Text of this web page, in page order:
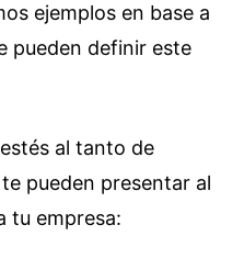
ejemplos en base a
pueden definir este
al tanto de
pueden presentar al
tu empresa: